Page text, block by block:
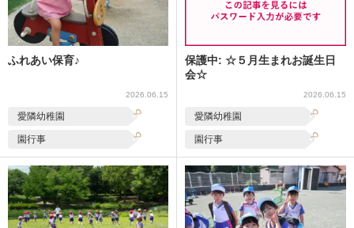
ふれあい保育♪
2026.06.15
愛隣幼稚園
園行事
保護中: ☆５月生まれお誕生日
会☆
2026.06.15
愛隣幼稚園
園行事